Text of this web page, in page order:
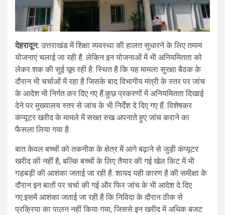
देहरादून: उत्तराखंड में शिक्षा व्यवस्था की हालत सुधारने के लिए तमाम
योजनाएं चलाई जा रही है. लेकिन इन योजनाओं में भी अनियमितता को
लेकर शक की सुई घूम रही है. स्थित है कि यह मामला सुरक्षा बैठक के
दौरान भी चर्चाओं में रहा है जिसके बाद विभागीय मंत्री के स्तर पर जांच
के आदेश भी निर्गत कर दिए गए हैं.कुछ प्रकरणों में अनियमितता दिखाई
देने पर मुख्यालय स्तर से जांच के भी निर्देश दे दिए गए हैं. विशेषकर
कंप्यूटर खरीद के मामले में सख्त रुख अपनाते हुए जांच कराने का
फैसला लिया गया है.
बात केवल बच्चों को तकनीक के क्षेत्र में आगे बढ़ाने से जुड़ी कंप्यूटर
खरीद की नहीं है, बल्कि बच्चों के लिए तैयार की गई खेल किट में भी
गड़बड़ी की आशंका जताई जा रही है. शायद यही कारण है की समीक्षा के
दौरान इन बातों पर चर्चा की गई और फिर जांच के भी आदेश दे दिए
गए.इसमें आशंका जताई जा रही है कि निविदा के दौरान ठीक से
प्रक्रिया का पालन नहीं किया गया, जिससे इन खरीद में अधिक बजट